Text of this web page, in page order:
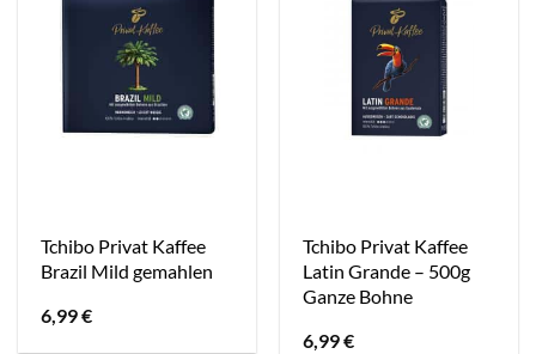
Tchibo Privat Kaffee
Brazil Mild gemahlen
6,99€
Tchibo Privat Kaffee
Latin Grande – 500g
Ganze Bohne
6,99€